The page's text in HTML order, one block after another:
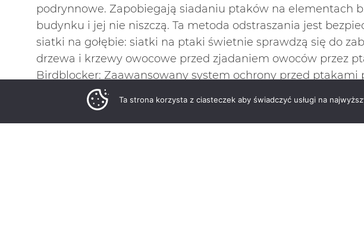
podrynnowe. Zapobiegają siadaniu ptaków na elementach
budynku i jej nie niszczą. Ta metoda odstraszania jest
siatki na gołębie: siatki na ptaki świetnie sprawdzą się do
drzewa i krzewy owocowe przed zjadaniem owoców przez
Birdblocker: Zaawansowany system ochrony przed ptakami
zapoznaj się z naszą ofertą
Ta strona korzysta z ciasteczek aby świadczyć usługi na